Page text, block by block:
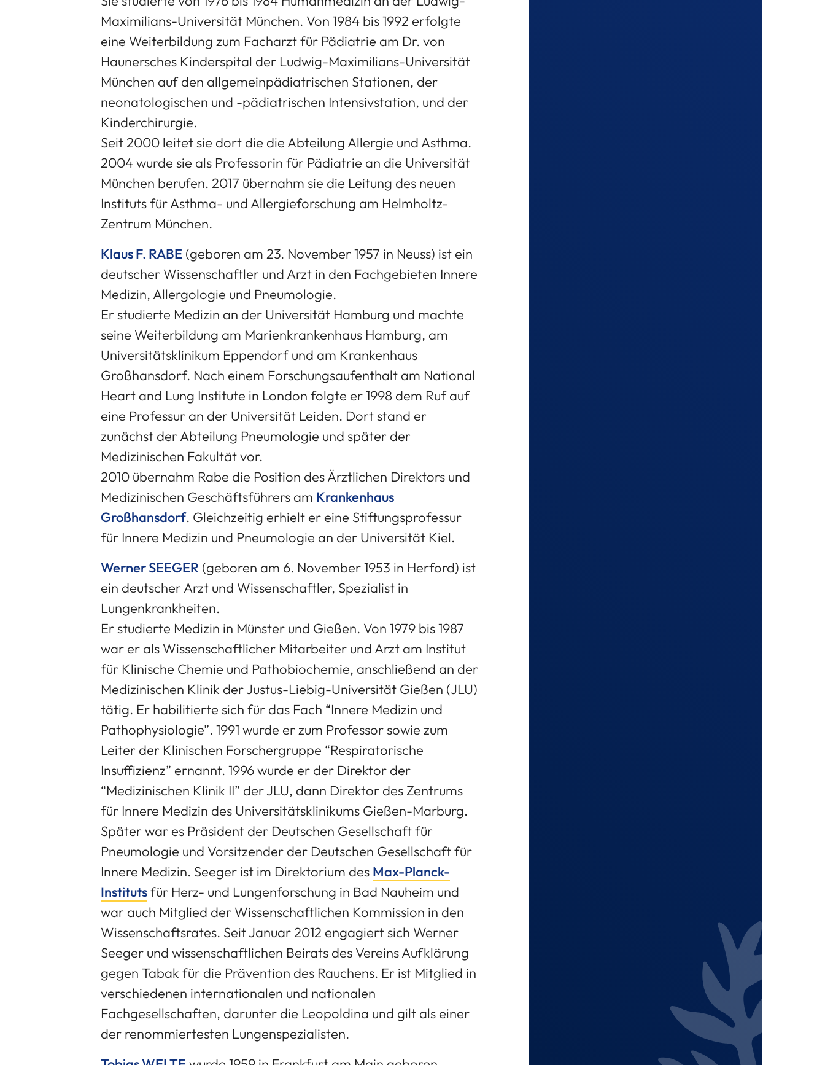
Maximilians-Universität München. Von 1984 bis 1992 erfolgte
eine Weiterbildung zum Facharzt für Pädiatrie am Dr. von
Haunersches Kinderspital der Ludwig-Maximilians-Universität
München auf den allgemeinpädiatrischen Stationen, der
neonatologischen und -pädiatrischen Intensivstation, und der
Kinderchirurgie.
Seit 2000 leitet sie dort die die Abteilung Allergie und Asthma.
2004 wurde sie als Professorin für Pädiatrie an die Universität
München berufen. 2017 übernahm sie die Leitung des neuen
Instituts für Asthma- und Allergieforschung am Helmholtz-
Zentrum München.
Klaus F. RABE (geboren am 23. November 1957 in Neuss) ist ein
deutscher Wissenschaftler und Arzt in den Fachgebieten Innere
Medizin, Allergologie und Pneumologie.
Er studierte Medizin an der Universität Hamburg und machte
seine Weiterbildung am Marienkrankenhaus Hamburg, am
Universitätsklinikum Eppendorf und am Krankenhaus
Großhansdorf. Nach einem Forschungsaufenthalt am National
Heart and Lung Institute in London folgte er 1998 dem Ruf auf
eine Professur an der Universität Leiden. Dort stand er
zunächst der Abteilung Pneumologie und später der
Medizinischen Fakultät vor.
2010 übernahm Rabe die Position des Ärztlichen Direktors und
Medizinischen Geschäftsführers am Krankenhaus
Großhansdorf. Gleichzeitig erhielt er eine Stiftungsprofessur
für Innere Medizin und Pneumologie an der Universität Kiel.
Werner SEEGER (geboren am 6. November 1953 in Herford) ist
ein deutscher Arzt und Wissenschaftler, Spezialist in
Lungenkrankheiten.
Er studierte Medizin in Münster und Gießen. Von 1979 bis 1987
war er als Wissenschaftlicher Mitarbeiter und Arzt am Institut
für Klinische Chemie und Pathobiochemie, anschließend an der
Medizinischen Klinik der Justus-Liebig-Universität Gießen (JLU)
tätig. Er habilitierte sich für das Fach “Innere Medizin und
Pathophysiologie”. 1991 wurde er zum Professor sowie zum
Leiter der Klinischen Forschergruppe “Respiratorische
Insuffizienz” ernannt. 1996 wurde er der Direktor der
“Medizinischen Klinik II” der JLU, dann Direktor des Zentrums
für Innere Medizin des Universitätsklinikums Gießen-Marburg.
Später war es Präsident der Deutschen Gesellschaft für
Pneumologie und Vorsitzender der Deutschen Gesellschaft für
Innere Medizin. Seeger ist im Direktorium des Max-Planck-
Institutsfür Herz- und Lungenforschung in Bad Nauheim und
war auch Mitglied der Wissenschaftlichen Kommission in den
Wissenschaftsrates. Seit Januar 2012 engagiert sich Werner
Seeger und wissenschaftlichen Beirats des Vereins Aufklärung
gegen Tabak für die Prävention des Rauchens. Er ist Mitglied in
verschiedenen internationalen und nationalen
Fachgesellschaften, darunter die Leopoldina und gilt als einer
der renommiertesten Lungenspezialisten.